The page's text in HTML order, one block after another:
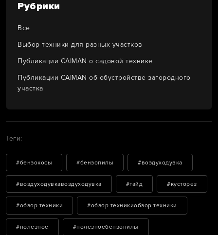
Рубрики
Все
Выбор техники для разных участков
Публикации CAIMAN о садовой технике
Публикации CAIMAN об обустройстве загородного
участка
Теги:
#бензокосы #бензопилы #воздуходувка
#воздуходувкавоздуходувка #гайд #кусторез
#обзор техники #обзор техникиобзор техники
#полезное #полезноебензопилы